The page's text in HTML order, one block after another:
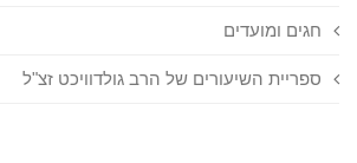
חגים ומועדים
ספריית השיעורים של הרב גולדוויכט זצ"ל